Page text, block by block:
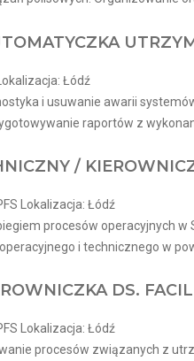
Łódź
i usuwanie awarii
raportów z
/
Lokalizacja: Łódź
procesów operacyjnych w
i technicznego w
DS.
Lokalizacja: Łódź
procesów związanych z